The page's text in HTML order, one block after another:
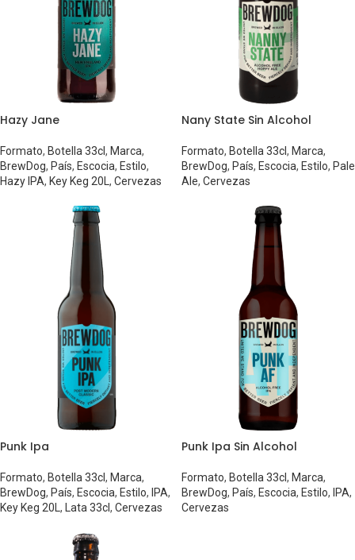
Hazy Jane
Formato, Botella 33cl, Marca,
BrewDog, País, Escocia, Estilo,
Hazy IPA, Key Keg 20L , Cervezas
Nany State Sin Alcohol
Formato, Botella 33cl, Marca,
BrewDog, País, Escocia, Estilo, Pale
Ale, Cervezas
Punk Ipa
Formato, Botella 33cl, Marca,
BrewDog, País, Escocia, Estilo, IPA,
Key Keg 20L , Lata 33cl, Cervezas
Punk Ipa Sin Alcohol
Formato, Botella 33cl, Marca,
BrewDog, País, Escocia, Estilo, IPA,
Cervezas